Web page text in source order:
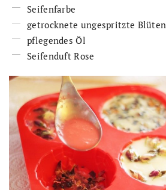
Seifenfarbe
getrocknete ungespritzte Blüten
pflegendes Öl
Seifenduft Rose